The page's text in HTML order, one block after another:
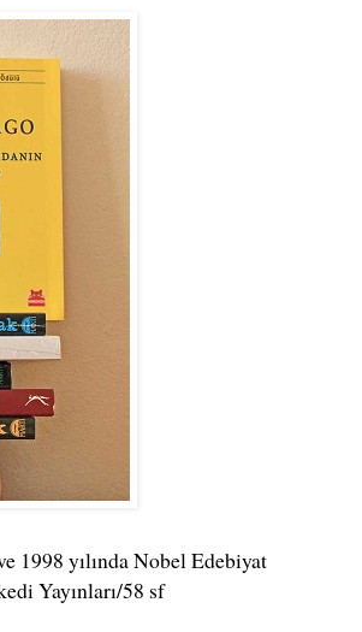
1998 yılında Nobel Edebiyat
Yayınları/58 sf